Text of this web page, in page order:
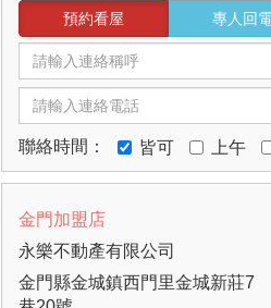
預約看屋 專人回
聯絡時間： 皆可 上午
金門加盟店
永樂不動產有限公司
金門縣金城鎮西門里金城新莊7